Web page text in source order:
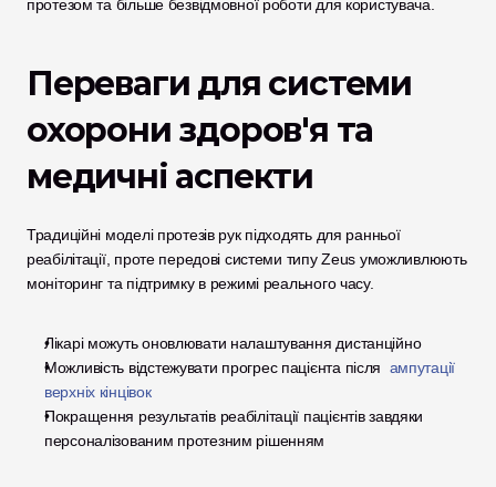
протезом та більше безвідмовної роботи для користувача.
Переваги для системи
охорони здоров'я та
медичні аспекти
Традиційні моделі протезів рук підходять для ранньої
реабілітації, проте передові системи типу Zeus уможливлюють
моніторинг та підтримку в режимі реального часу.
Лікарі можуть оновлювати налаштування дистанційно
Можливість відстежувати прогрес пацієнта після ампутації
верхніх кінцівок
Покращення результатів реабілітації пацієнтів завдяки
персоналізованим протезним рішенням